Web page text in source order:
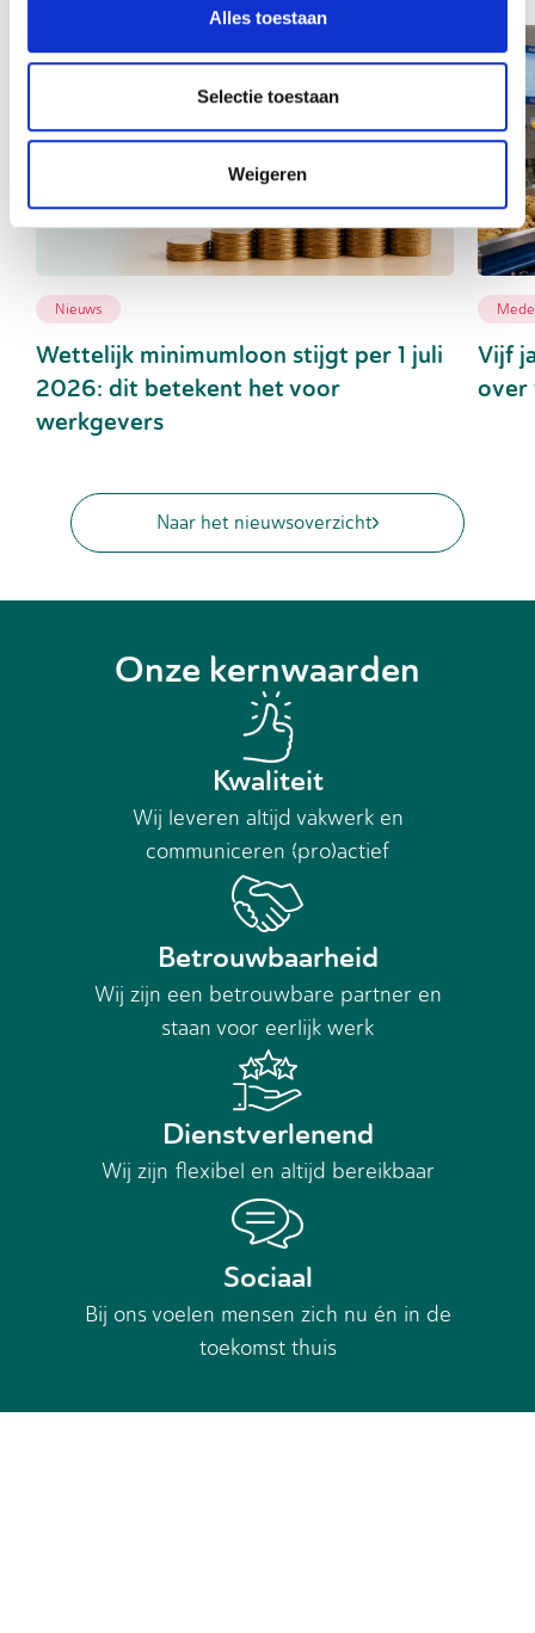
Alles toestaan
Selectie toestaan
Weigeren
Nieuws
Wettelijk minimumloon stijgt per 1 juli
2026: dit betekent het voor
werkgevers
Vijf
over
Naar het nieuwsoverzicht
Onze kernwaarden
Kwaliteit
Wij leveren altijd vakwerk en
communiceren (pro)actief
Betrouwbaarheid
Wij zijn een betrouwbare partner en
staan voor eerlijk werk
Dienstverlenend
Wij zijn flexibel en altijd bereikbaar
Sociaal
Bij ons voelen mensen zich nu én in de
toekomst thuis